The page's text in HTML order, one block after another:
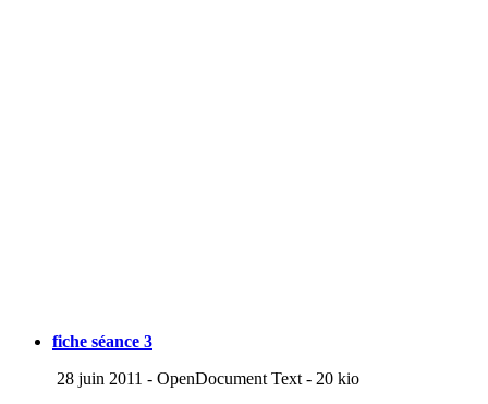
fiche séance 3
28 juin 2011 - OpenDocument Text - 20 kio